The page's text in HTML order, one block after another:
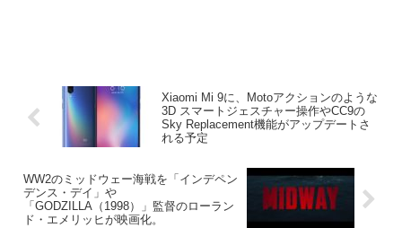
Xiaomi Mi 9に、Motoアクションのような
3D スマートジェスチャー操作やCC9の
Sky Replacement機能がアップデートさ
れる予定
WW2のミッドウェー海戦を「インデペン
デンス・デイ」や
「GODZILLA（1998）」監督のローラン
ド・エメリッヒが映画化。